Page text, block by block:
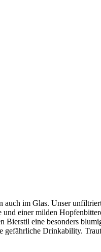
auch im Glas. Unser
einer milden
Bierstil eine besonders
gefährliche Drinkability.